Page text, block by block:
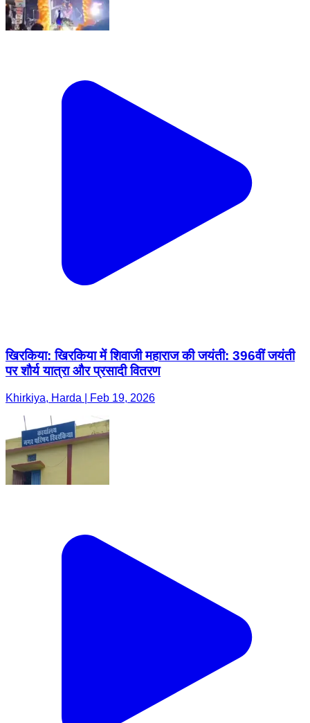
खिरकिया: खिरकिया में शिवाजी महाराज की जयंती: 396वीं जयंती
पर शौर्य यात्रा और प्रसादी वितरण
Khirkiya, Harda | Feb 19, 2026